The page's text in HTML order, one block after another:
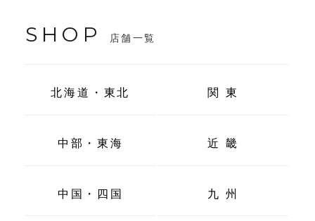
SHOP 店舗一覧
北海道・東北 関 東
中部・東海 近 畿
中国・四国 九 州